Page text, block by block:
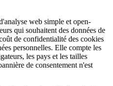
web simple et open-
qui souhaitent des données de
de confidentialité des cookies
personnelles. Elle compte les
les pays et les tailles
de consentement n'est